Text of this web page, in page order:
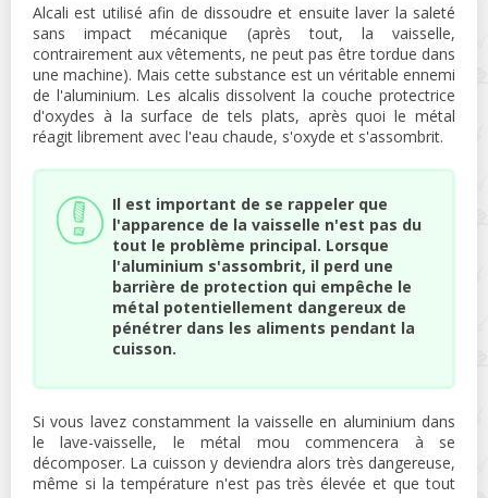
Alcali est utilisé afin de dissoudre et ensuite laver la saleté
sans impact mécanique (après tout, la vaisselle,
contrairement aux vêtements, ne peut pas être tordue dans
une machine). Mais cette substance est un véritable ennemi
de l'aluminium. Les alcalis dissolvent la couche protectrice
d'oxydes à la surface de tels plats, après quoi le métal
réagit librement avec l'eau chaude, s'oxyde et s'assombrit.
Il est important de se rappeler que
l'apparence de la vaisselle n'est pas du
tout le problème principal. Lorsque
l'aluminium s'assombrit, il perd une
barrière de protection qui empêche le
métal potentiellement dangereux de
pénétrer dans les aliments pendant la
cuisson.
Si vous lavez constamment la vaisselle en aluminium dans
le lave-vaisselle, le métal mou commencera à se
décomposer. La cuisson y deviendra alors très dangereuse,
même si la température n'est pas très élevée et que tout